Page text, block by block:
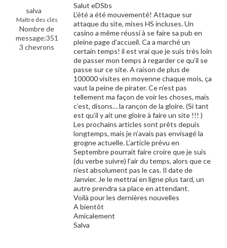
salva
Maître des clés
Nombre de
message:351
3 chevrons
Salut eDSbs
L’été a été mouvementé! Attaque sur
attaque du site, mises HS incluses. Un
casino a même réussi à se faire sa pub en
pleine page d’accueil. Ca a marché un
certain temps! il est vrai que je suis très loin
de passer mon temps à regarder ce qu’il se
passe sur ce site. A raison de plus de
100000 visites en moyenne chaque mois, ça
vaut la peine de pirater. Ce n’est pas
tellement ma façon de voir les choses, mais
c’est, disons… la rançon de la gloire. (Si tant
est qu’il y ait une gloire à faire un site !!! )
Les prochains articles sont prêts depuis
longtemps, mais je n’avais pas envisagé la
grogne actuelle. L’article prévu en
Septembre pourrait faire croire que je suis
(du verbe suivre) l’air du temps, alors que ce
n’est absolument pas le cas. Il date de
Janvier. Je le mettrai en ligne plus tard, un
autre prendra sa place en attendant.
Voilà pour les dernières nouvelles
A bientôt
Amicalement
Salva